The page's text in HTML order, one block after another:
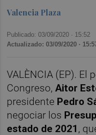
Valencia Plaza
Publicado: 03/09/2020 · 15:52
Actualizado: 03/09/2020 ·
VALÈNCIA (EP). El
Congreso, Aitor
presidente Pedro
negociar los
estado de 2021 ,